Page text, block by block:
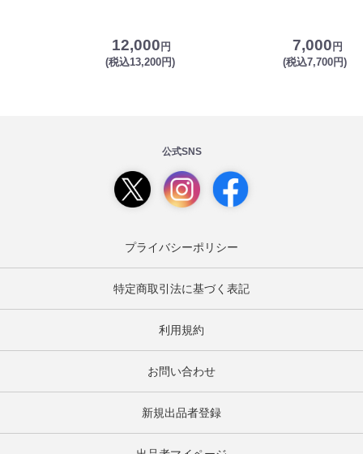
12,000円
(税込13,200円)
7,000円
(税込7,700円)
公式SNS
プライバシーポリシー
特定商取引法に基づく表記
利用規約
お問い合わせ
新規出品者登録